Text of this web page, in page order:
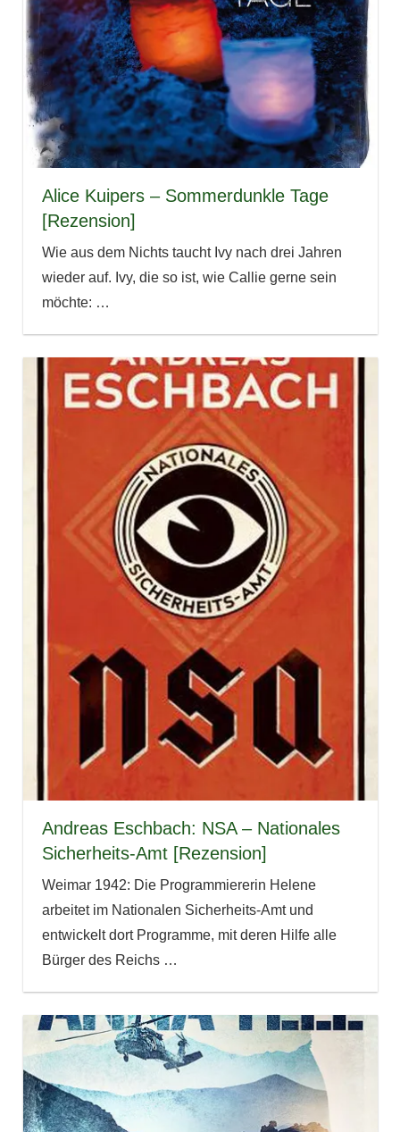
Alice Kuipers – Sommerdunkle Tage
[Rezension]
Wie aus dem Nichts taucht Ivy nach drei Jahren
wieder auf. Ivy, die so ist, wie Callie gerne sein
möchte: …
Andreas Eschbach: NSA – Nationales
Sicherheits-Amt [Rezension]
Weimar 1942: Die Programmiererin Helene
arbeitet im Nationalen Sicherheits-Amt und
entwickelt dort Programme, mit deren Hilfe alle
Bürger des Reichs …